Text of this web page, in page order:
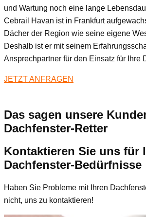
und Wartung noch eine lange
Cebrail Havan ist in Frankfurt
Dächer der Region wie seine eigene
Deshalb ist er mit seinem
Ansprechpartner für den Einsatz für Ihre
JETZT ANFRAGEN
Das sagen unsere
Dachfenster-Retter
Kontaktieren Sie uns für
Dachfenster-Bedürfnisse
Haben Sie Probleme mit Ihren
nicht, uns zu kontaktieren!